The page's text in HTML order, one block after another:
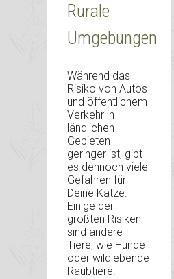
Rurale
Umgebungen
Während das
Risiko von Autos
und öffentlichem
Verkehr in
ländlichen
Gebieten
geringer ist, gibt
es dennoch viele
Gefahren für
Deine Katze.
Einige der
größten Risiken
sind andere
Tiere, wie Hunde
oder wildlebende
Raubtiere.